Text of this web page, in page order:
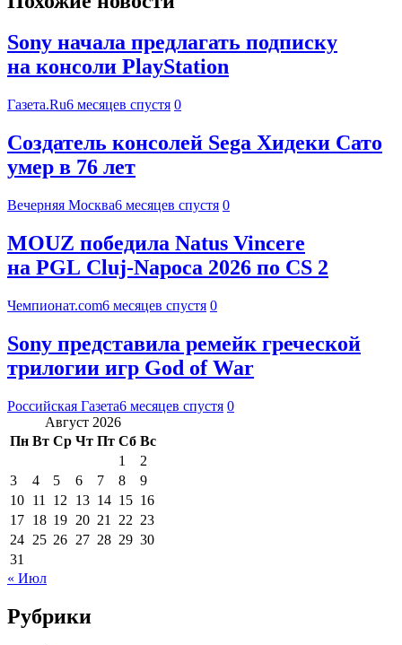
Sony начала предлагать подписку
на консоли PlayStation
Газета.Ru6 месяцев спустя 0
Создатель консолей Sega Хидеки Сато
умер в 76 лет
Вечерняя Москва6 месяцев спустя 0
MOUZ победила Natus Vincere
на PGL Cluj-Napoca 2026 по CS 2
Чемпионат.com6 месяцев спустя 0
Sony представила ремейк греческой
трилогии игр God of War
Российская Газета6 месяцев спустя 0
Август 2026
Пн Вт Ср Чт Пт Сб Вс
1
2
3
4 5 6 7 8
9
10 11 12 13 14 15 16
17 18 19 20 21 22 23
24 25 26 27 28 29 30
31
« Июл
Рубрики